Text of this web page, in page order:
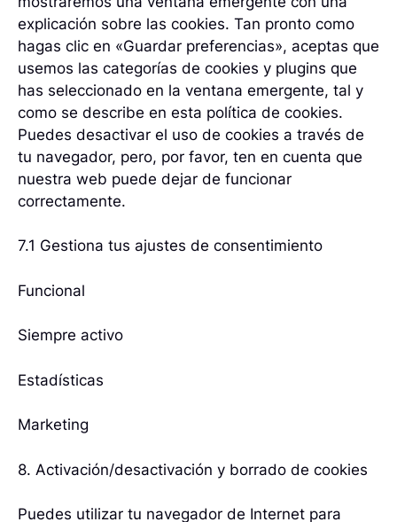
explicación sobre las cookies. Tan pronto como
hagas clic en «Guardar preferencias», aceptas que
usemos las categorías de cookies y plugins que
has seleccionado en la ventana emergente, tal y
como se describe en esta política de cookies.
Puedes desactivar el uso de cookies a través de
tu navegador, pero, por favor, ten en cuenta que
nuestra web puede dejar de funcionar
correctamente.
7.1 Gestiona tus ajustes de consentimiento
Funcional
Siempre activo
Estadísticas
Marketing
8. Activación/desactivación y borrado de cookies
Puedes utilizar tu navegador de Internet para